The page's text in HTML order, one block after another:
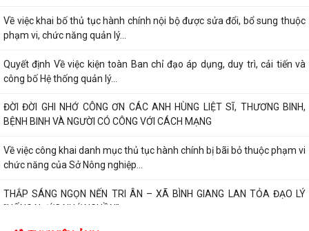
Về việc phê duyệt quy trình nội bộ giải quyết thủ tục hành chính thuộc
phạm vi chức năng của Sở...
Về việc khai bố thủ tục hành chính nội bộ được sửa đổi, bổ sung thuộc
phạm vi, chức năng quản lý...
Quyết định Về việc kiện toàn Ban chỉ đạo áp dụng, duy trì, cải tiến và
công bố Hệ thống quản lý...
ĐỜI ĐỜI GHI NHỚ CÔNG ƠN CÁC ANH HÙNG LIỆT SĨ, THƯƠNG BINH,
BỆNH BINH VÀ NGƯỜI CÓ CÔNG VỚI CÁCH MẠNG
Về việc công khai danh mục thủ tục hành chính bị bãi bỏ thuộc phạm vi
chức năng của Sở Nông nghiệp...